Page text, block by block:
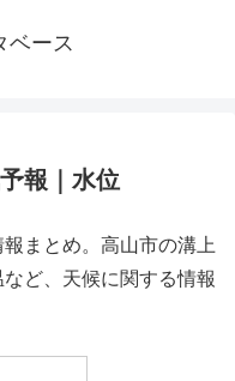
ベース
報｜水位
まとめ。高山市の溝上
ど、天候に関する情報